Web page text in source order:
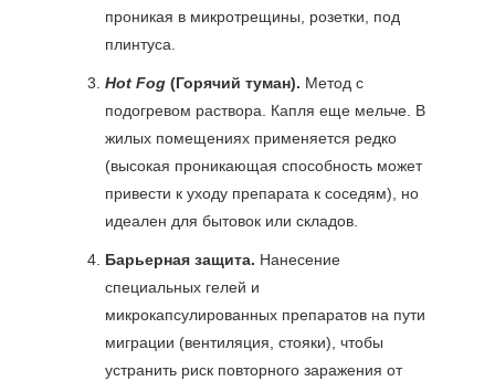
проникая в микротрещины, розетки, под
плинтуса.
Hot Fog(Горячий туман). Метод с
подогревом раствора. Капля еще мельче. В
жилых помещениях применяется редко
(высокая проникающая способность может
привести к уходу препарата к соседям), но
идеален для бытовок или складов.
Барьерная защита. Нанесение
специальных гелей и
микрокапсулированных препаратов на пути
миграции (вентиляция, стояки), чтобы
устранить риск повторного заражения от